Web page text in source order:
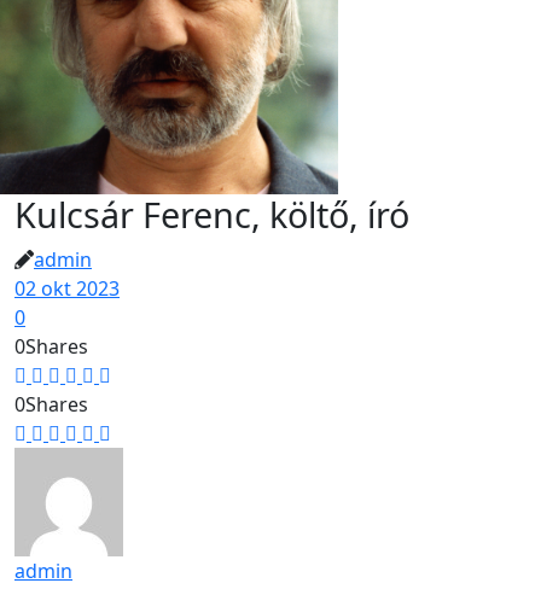
Kulcsár Ferenc, költő, író
admin
02 okt 2023
0
0Shares
0Shares
admin